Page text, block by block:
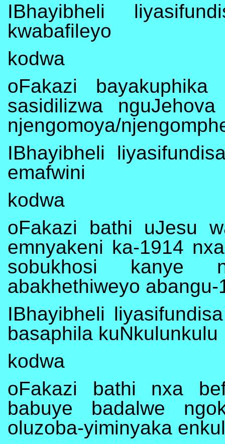
IBhayibheli
kwabafileyo
kodwa
oFakazi
sasidilizwa
njengomoya/
IBhayibheli
emafwini
kodwa
oFakazi bathi uJesu
emnyakeni ka-1914
sobukhosi kanye
abakhethiweyo abangu-
IBhayibheli
basaphila kuNkulunkulu
kodwa
oFakazi bathi nxa
babuye badalwe
oluzoba-yiminyaka